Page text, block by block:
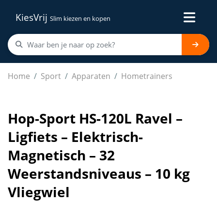
KiesVrij Slim kiezen en kopen
Home Sport Apparaten Hometrainers
Hop-Sport HS-120L Ravel – Ligfiets – Elektrisch-
Hop-Sport HS-120L Ravel –
Ligfiets – Elektrisch-
Magnetisch – 32
Weerstandsniveaus – 10 kg
Vliegwiel